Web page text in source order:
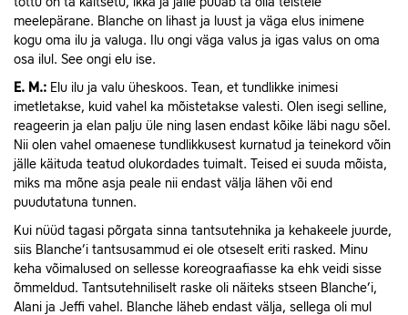
meelepärane. Blanche on lihast ja luust ja väga elus inimene
kogu oma ilu ja valuga. Ilu ongi väga valus ja igas valus on oma
osa ilul. See ongi elu ise.
E. M.: Elu ilu ja valu üheskoos. Tean, et tundlikke inimesi
imetletakse, kuid vahel ka mõistetakse valesti. Olen isegi selline,
reageerin ja elan palju üle ning lasen endast kõike läbi nagu sõel.
Nii olen vahel omaenese tundlikkusest kurnatud ja teinekord võin
jälle käituda teatud olukordades tuimalt. Teised ei suuda mõista,
miks ma mõne asja peale nii endast välja lähen või end
puudutatuna tunnen.
Kui nüüd tagasi põrgata sinna tantsutehnika ja kehakeele juurde,
siis Blanche’i tantsusammud ei ole otseselt eriti rasked. Minu
keha võimalused on sellesse koreograafiasse ka ehk veidi sisse
õmmeldud. Tantsutehniliselt raske oli näiteks stseen Blanche’i,
Alani ja Jeffi vahel. Blanche läheb endast välja, sellega oli mul